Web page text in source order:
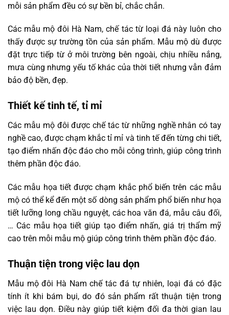
mỗi sản phẩm đều có sự bền bỉ, chắc chắn.
Các mẫu mộ đôi Hà Nam, chế tác từ loại đá này luôn cho
thấy được sự trường tồn của sản phẩm. Mẫu mộ dù được
đặt trực tiếp từ ở môi trường bên ngoài, chịu nhiều nắng,
mưa cùng nhưng yếu tố khác của thời tiết nhưng vẫn đảm
bảo độ bền, đẹp.
Thiết kế tinh tế, tỉ mỉ
Các mẫu mộ đôi được chế tác từ những nghề nhân có tay
nghề cao, được chạm khắc tỉ mỉ và tinh tế đến từng chi tiết,
tạo điểm nhấn độc đáo cho mỗi công trình, giúp công trình
thêm phần độc đáo.
Các mẫu họa tiết được chạm khắc phổ biến trên các mẫu
mộ có thể kể đến một số dòng sản phẩm phổ biến như họa
tiết lưỡng long chầu nguyệt, các hoa văn đá, mẫu câu đối,
… Các mẫu họa tiết giúp tạo điểm nhấn, giá trị thẩm mỹ
cao trên mỗi mẫu mộ giúp công trình thêm phần độc đáo.
Thuận tiện trong việc lau dọn
Mẫu mộ đôi Hà Nam chế tác đá tự nhiên, loại đá có đặc
tính ít khi bám bụi, do đó sản phẩm rất thuận tiện trong
việc lau dọn. Điều này giúp tiết kiệm đối đa thời gian lau